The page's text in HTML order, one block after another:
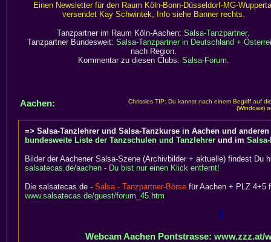
Einen Newsletter für den Raum Köln-Bonn-Düsseldorf-MG-
versendet Kay Schwintek, Info siehe Banner rechts.
Tanzpartner im Raum Köln-Aachen: Salsa-Tanzpartner.
Tanzpartner Bundesweit: Salsa-Tanzpartner in Deutschland +
nach Region.
Kommentar zu diesen Clubs: Salsa-Forum.
Aachen:
Chrissies TIP: Du kannst nach einem Begriff auf
(Windows)
=> Salsa-Tanzlehrer und Salsa-Tanzkurse in Aachen und
bundesweite Liste der Tanzschulen und Tanzlehrer und im
Bilder der Aachener Salsa-Szene (Archivbilder + aktuelle) findest Du
salsatecas.de/aachen - Du bist nur einen Klick entfernt!
Die salsatecas.de - Salsa - Tanzpartner-Börse für Aachen + PLZ 4+5
www.salsatecas.de/guest/forum_45.htm
Webcam Aachen Pontstrasse: www.zzz.at/